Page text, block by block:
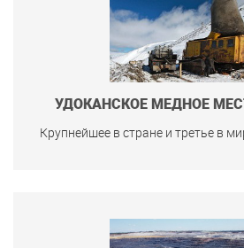
УДОКАНСКОЕ МЕДНОЕ
Крупнейшее в стране и третье в